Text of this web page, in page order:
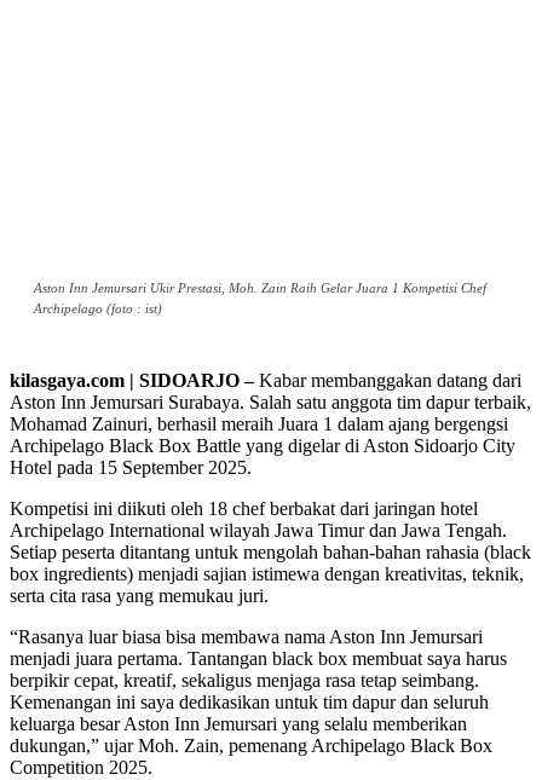
Aston Inn Jemursari Ukir Prestasi, Moh. Zain Raih Gelar Juara 1 Kompetisi Chef
Archipelago (foto : ist)
kilasgaya.com | SIDOARJO –Kabar membanggakan datang dari
Aston Inn Jemursari Surabaya. Salah satu anggota tim dapur terbaik,
Mohamad Zainuri, berhasil meraih Juara 1 dalam ajang bergengsi
Archipelago Black Box Battle yang digelar di Aston Sidoarjo City
Hotel pada 15 September 2025.
Kompetisi ini diikuti oleh 18 chef berbakat dari jaringan hotel
Archipelago International wilayah Jawa Timur dan Jawa Tengah.
Setiap peserta ditantang untuk mengolah bahan-bahan rahasia (black
box ingredients) menjadi sajian istimewa dengan kreativitas, teknik,
serta cita rasa yang memukau juri.
“Rasanya luar biasa bisa membawa nama Aston Inn Jemursari
menjadi juara pertama. Tantangan black box membuat saya harus
berpikir cepat, kreatif, sekaligus menjaga rasa tetap seimbang.
Kemenangan ini saya dedikasikan untuk tim dapur dan seluruh
keluarga besar Aston Inn Jemursari yang selalu memberikan
dukungan,” ujar Moh. Zain, pemenang Archipelago Black Box
Competition 2025.